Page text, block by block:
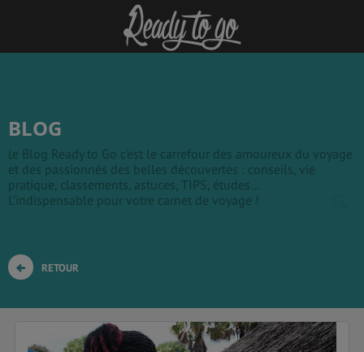
BLOG
le Blog Ready to Go c'est le carrefour des amoureux du voyage
et des passionnés des belles découvertes : conseils, vie
pratique, classements, astuces, TIPS, études...
L'indispensable pour votre carnet de voyage !
RETOUR